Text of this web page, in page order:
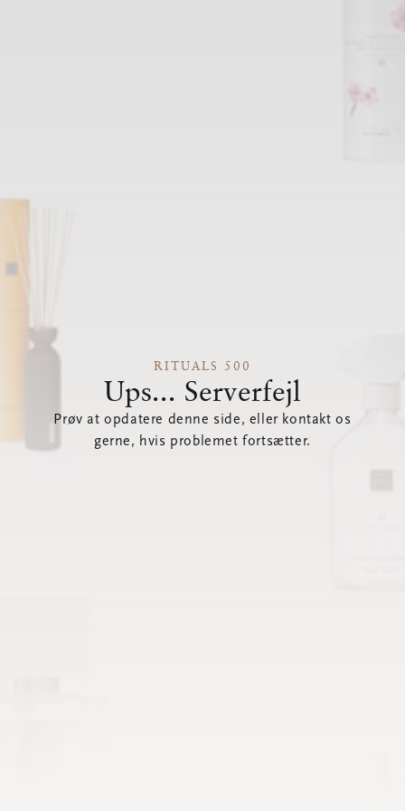
RITUALS 500
Ups... Serverfejl
Prøv at opdatere denne side, eller kontakt os
gerne, hvis problemet fortsætter.